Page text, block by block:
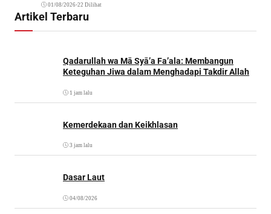
01/08/2026•22 Dilihat
Artikel Terbaru
Qadarullah wa Mā Syā’a Fa’ala: Membangun
Keteguhan Jiwa dalam Menghadapi Takdir Allah
1 jam lalu
Kemerdekaan dan Keikhlasan
3 jam lalu
Dasar Laut
04/08/2026